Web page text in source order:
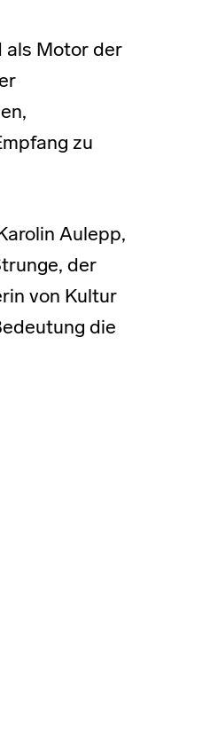
als Motor der
zu
Aulepp,
der
von Kultur
die